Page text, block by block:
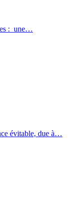
: une…
évitable, due à…